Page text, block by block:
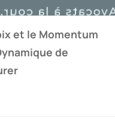
et le Momentum
de